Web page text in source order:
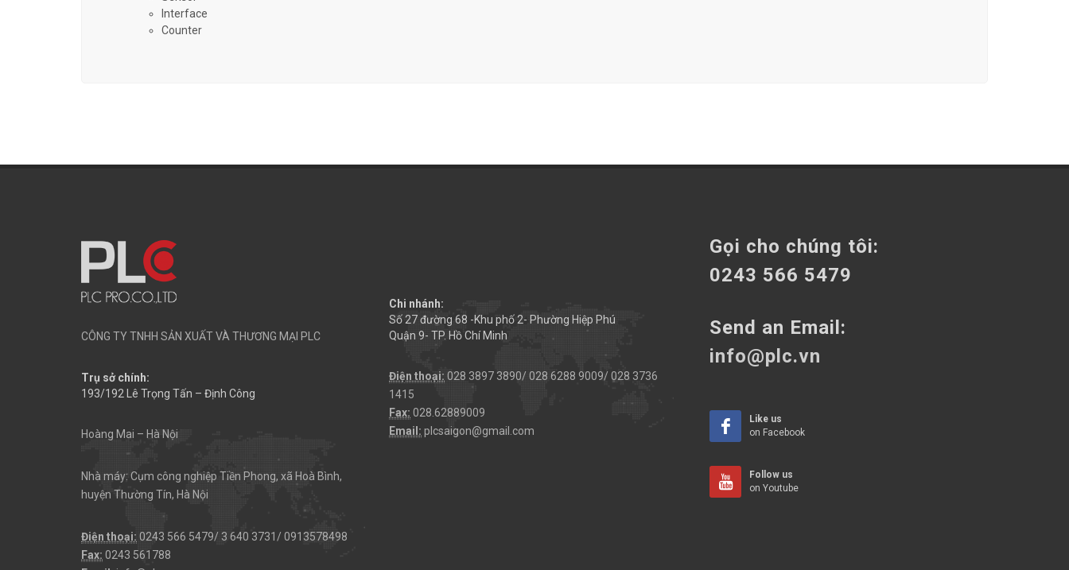
Interface
Counter
CÔNG TY TNHH SẢN XUẤT VÀ THƯƠNG MẠI PLC
Trụ sở chính:
193/192 Lê Trọng Tấn – Định Công
Hoàng Mai – Hà Nội
Nhà máy: Cụm công nghiệp Tiền Phong, xã Hoà Bình,
huyện Thường Tín, Hà Nội
Điện thoại: 0243 566 5479/ 3 640 3731/ 0913578498
Fax: 0243 561788
Chi nhánh:
Số 27 đường 68 -Khu phố 2- Phường Hiệp Phú
Quận 9- TP. Hồ Chí Minh
Điện thoại: 028 3897 3890/ 028 6288 9009/ 028 3736
1415
Fax: 028.62889009
Email: plcsaigon@gmail.com
Gọi cho chúng tôi:
0243 566 5479
Send an Email:
info@plc.vn
Like us
on Facebook
Follow us
on Youtube